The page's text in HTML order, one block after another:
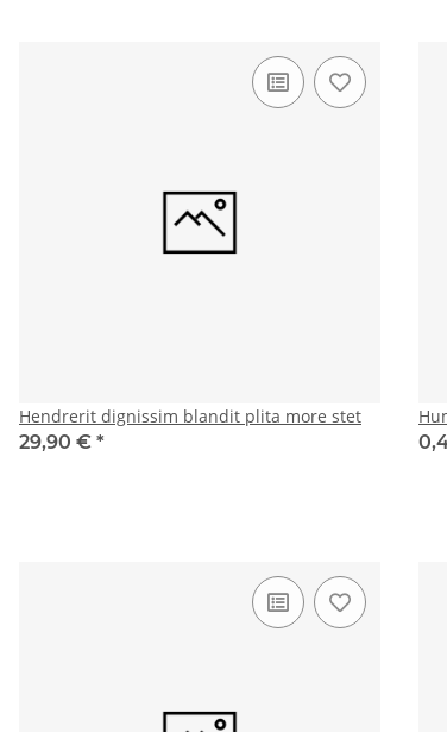
Hendrerit dignissim blandit plita more stet
29,90 € *